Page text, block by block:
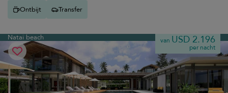
Ontbijt Transfer
Natai beach van USD 2.196
per nacht